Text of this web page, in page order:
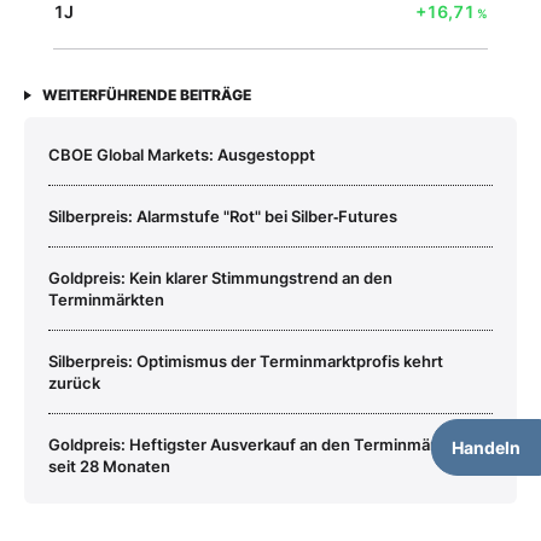
Handeln
1J +16,71 %
WEITERFÜHRENDE BEITRÄGE
CBOE Global Markets: Ausgestoppt
Silberpreis: Alarmstufe "Rot" bei Silber‑Futures
Goldpreis: Kein klarer Stimmungstrend an den
Terminmärkten
Silberpreis: Optimismus der Terminmarktprofis kehrt
zurück
Goldpreis: Heftigster Ausverkauf an den Terminmärkten
seit 28 Monaten